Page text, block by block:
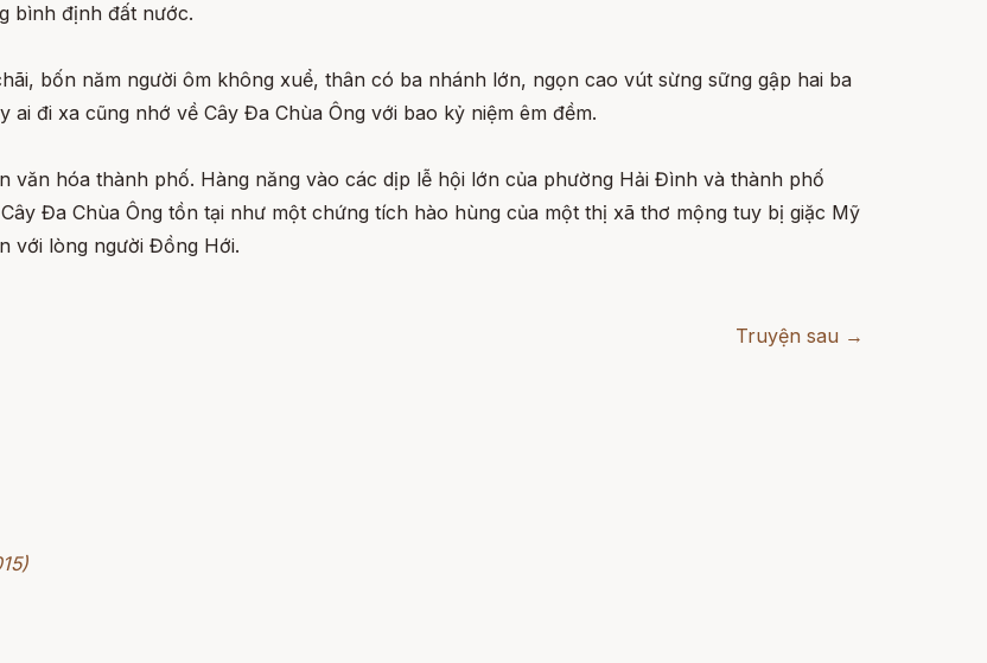
bình định đất nước.
bốn năm người ôm không xuể, thân có ba nhánh lớn, ngọn cao vút sừng sững gập hai ba
đi xa cũng nhớ về Cây Đa Chùa Ông với bao kỷ niệm êm đềm.
văn hóa thành phố. Hàng năng vào các dịp lễ hội lớn của phường Hải Đình và thành phố
Đa Chùa Ông tồn tại như một chứng tích hào hùng của một thị xã thơ mộng tuy bị giặc Mỹ
với lòng người Đồng Hới.
Truyện sau →